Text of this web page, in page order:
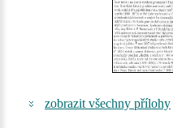
zobrazit všechny přílohy